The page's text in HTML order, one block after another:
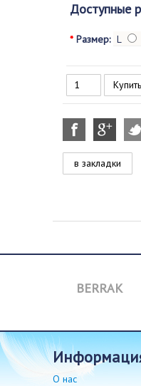
Доступные
* Размер: L
в закладки
BERRAK
О нас